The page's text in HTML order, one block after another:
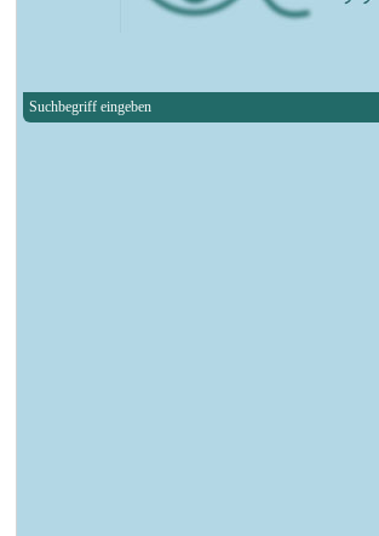
Suchbegriff eingeben